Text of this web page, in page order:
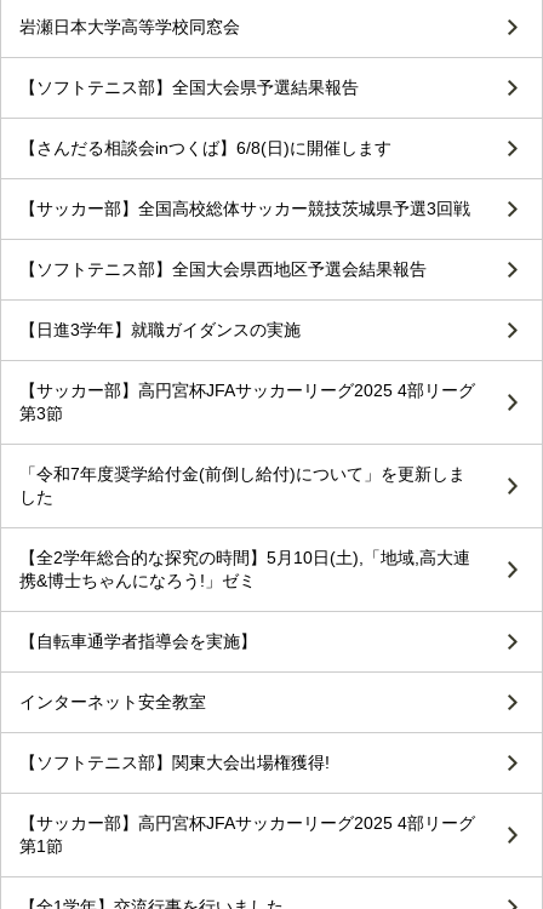
岩瀬日本大学高等学校同窓会
【ソフトテニス部】全国大会県予選結果報告
【さんだる相談会inつくば】6/8(日)に開催します
【サッカー部】全国高校総体サッカー競技茨城県予選3回戦
【ソフトテニス部】全国大会県西地区予選会結果報告
【日進3学年】就職ガイダンスの実施
【サッカー部】高円宮杯JFAサッカーリーグ2025 4部リーグ
第3節
「令和7年度奨学給付金(前倒し給付)について」を更新しま
した
【全2学年総合的な探究の時間】5月10日(土),「地域,高大連
携&博士ちゃんになろう!」ゼミ
【自転車通学者指導会を実施】
インターネット安全教室
【ソフトテニス部】関東大会出場権獲得!
【サッカー部】高円宮杯JFAサッカーリーグ2025 4部リーグ
第1節